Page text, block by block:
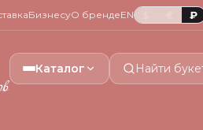
БизнесуО брендеEN ₽
Каталог Найти